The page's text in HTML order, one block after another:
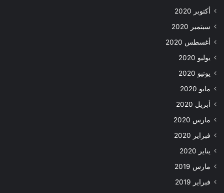
أكتوبر 2020
سبتمبر 2020
أغسطس 2020
يوليو 2020
يونيو 2020
مايو 2020
أبريل 2020
مارس 2020
فبراير 2020
يناير 2020
مارس 2019
فبراير 2019